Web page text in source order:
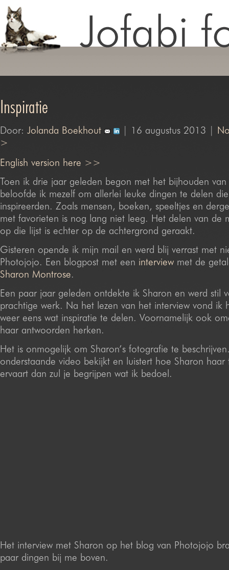
Inspiratie
Door: Jolanda Boekhout | 16 augustus 2013 |
>
English version here >>
Toen ik drie jaar geleden begon met het bijhouden
beloofde ik mezelf om allerlei leuke dingen te delen
inspireerden. Zoals mensen, boeken, speeltjes en
met favorieten is nog lang niet leeg. Het delen van de
op die lijst is echter op de achtergrond geraakt.
Gisteren opende ik mijn mail en werd blij verrast met
Photojojo. Een blogpost met een interview met de
Sharon Montrose.
Een paar jaar geleden ontdekte ik Sharon en werd stil
prachtige werk. Na het lezen van het interview vond ik
weer eens wat inspiratie te delen. Voornamelijk ook
haar antwoorden herken.
Het is onmogelijk om Sharon’s fotografie te
onderstaande video bekijkt en luistert hoe Sharon haar
ervaart dan zul je begrijpen wat ik bedoel.
Het interview met Sharon op het blog van Photojojo
paar dingen bij me boven.